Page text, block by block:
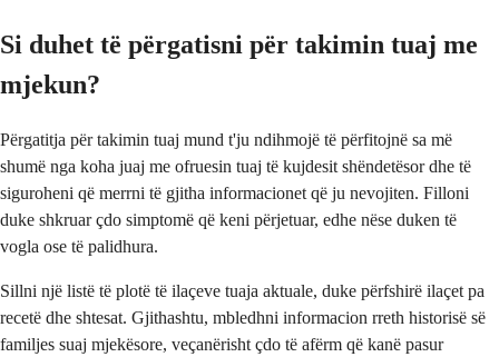
Si duhet të përgatisni për takimin tuaj me
mjekun?
Përgatitja për takimin tuaj mund t'ju ndihmojë të përfitojnë sa më
shumë nga koha juaj me ofruesin tuaj të kujdesit shëndetësor dhe të
siguroheni që merrni të gjitha informacionet që ju nevojiten. Filloni
duke shkruar çdo simptomë që keni përjetuar, edhe nëse duken të
vogla ose të palidhura.
Sillni një listë të plotë të ilaçeve tuaja aktuale, duke përfshirë ilaçet pa
recetë dhe shtesat. Gjithashtu, mbledhni informacion rreth historisë së
familjes suaj mjekësore, veçanërisht çdo të afërm që kanë pasur